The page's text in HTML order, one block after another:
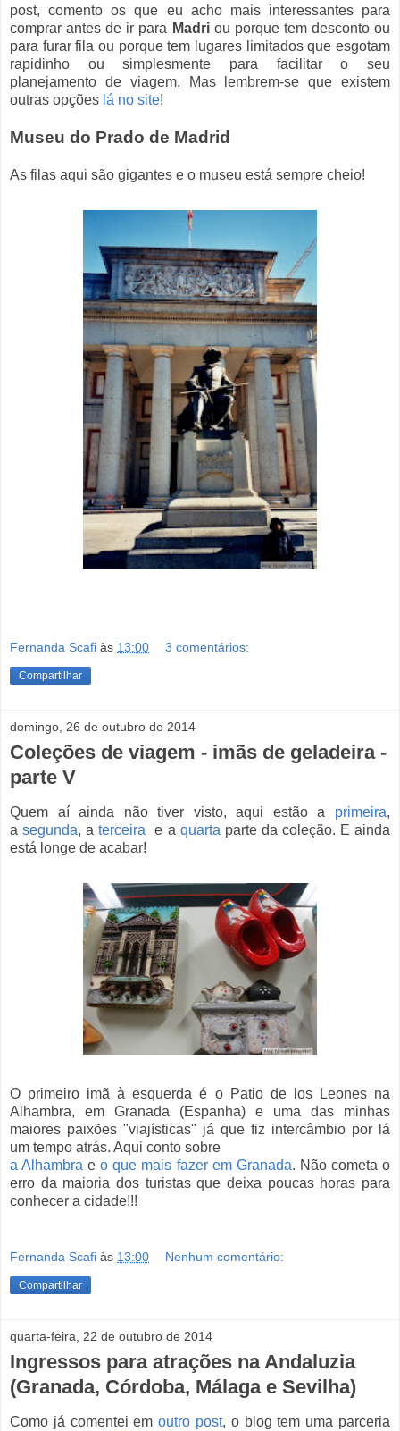
post, comento os que eu acho mais interessantes para
comprar antes de ir para Madriou porque tem desconto ou
para furar fila ou porque tem lugares limitados que esgotam
rapidinho ou simplesmente para facilitar o seu
planejamento de viagem. Mas lembrem-se que existem
outras opções lá no site!
Museu do Prado de Madrid
As filas aqui são gigantes e o museu está sempre cheio!
Fernanda Scafi às 13:00 3 comentários:
Compartilhar
domingo, 26 de outubro de 2014
Coleções de viagem - imãs de geladeira -
parte V
Quem aí ainda não tiver visto, aqui estão a primeira,
asegunda, aterceira e a quarta parte da coleção. E ainda
está longe de acabar!
O primeiro imã à esquerda é o Patio de los Leones na
Alhambra, em Granada (Espanha) e uma das minhas
maiores paixões "viajísticas" já que fiz intercâmbio por lá
um tempo atrás. Aqui conto sobre
a Alhambra eo que mais fazer em Granada. Não cometa o
erro da maioria dos turistas que deixa poucas horas para
conhecer a cidade!!!
Fernanda Scafi às 13:00 Nenhum comentário:
Compartilhar
quarta-feira, 22 de outubro de 2014
Ingressos para atrações na Andaluzia
(Granada, Córdoba, Málaga e Sevilha)
Como já comentei emoutro post, o blog tem uma parceria